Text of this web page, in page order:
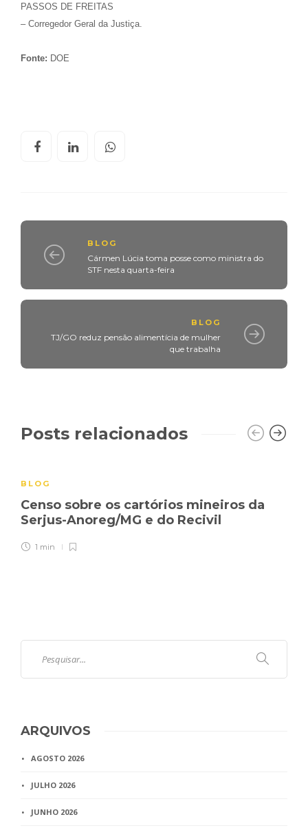
PASSOS DE FREITAS
– Corregedor Geral da Justiça.
Fonte: DOE
BLOG
Cármen Lúcia toma posse como ministra do
STF nesta quarta-feira
BLOG
TJ/GO reduz pensão alimentícia de mulher
que trabalha
Posts relacionados
BLOG
Censo sobre os cartórios mineiros da
Serjus-Anoreg/MG e do Recivil
1 min
ARQUIVOS
AGOSTO 2026
JULHO 2026
JUNHO 2026